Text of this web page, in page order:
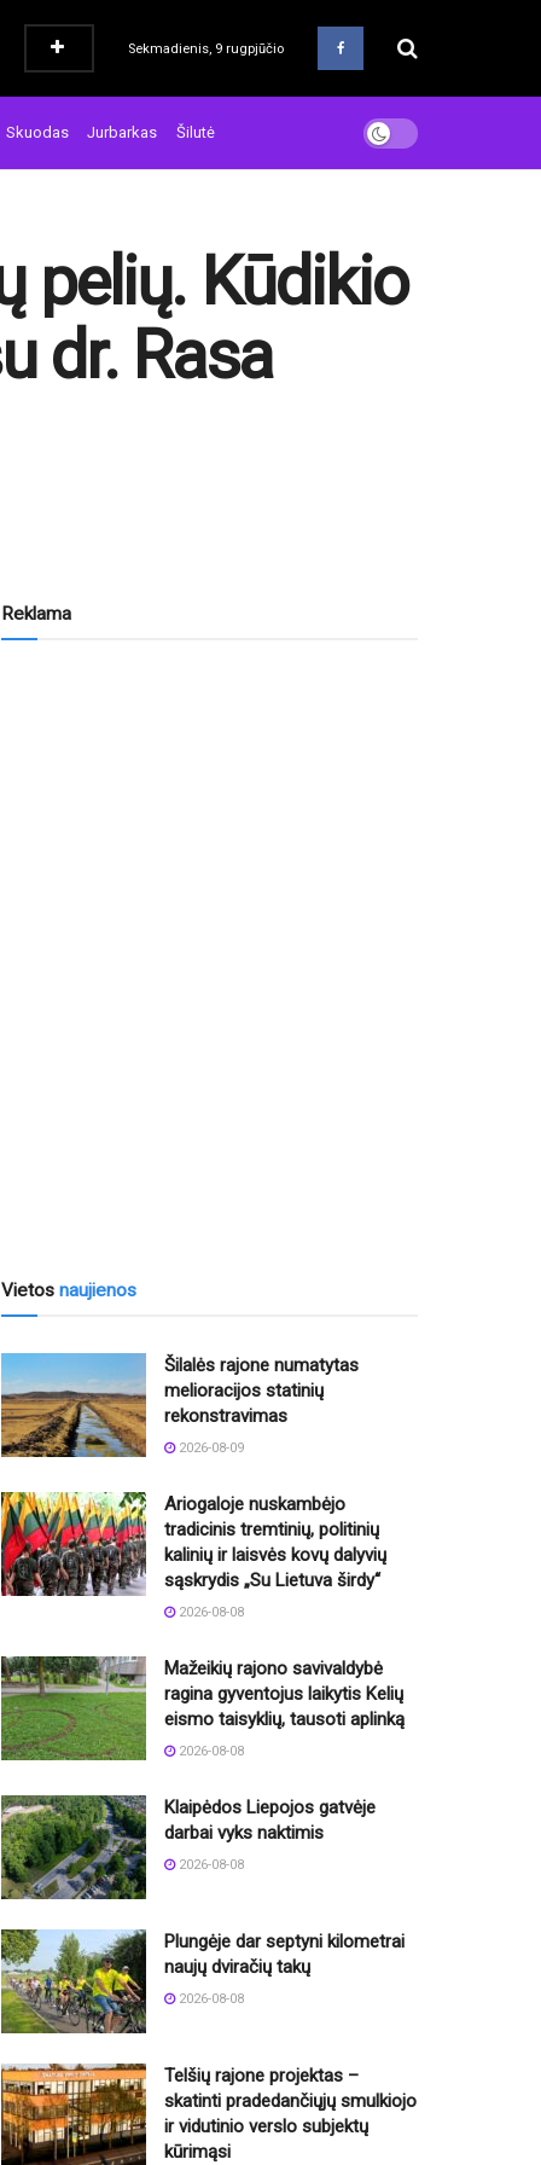
Sekmadienis, 9 rugpjūčio
Skuodas Jurbarkas Šilutė
pelių. Kūdikio
dr. Rasa
Reklama
Vietos naujienos
Šilalės rajone numatytas
melioracijos statinių
rekonstravimas
2026-08-09
Ariogaloje nuskambėjo
tradicinis tremtinių, politinių
kalinių ir laisvės kovų dalyvių
sąskrydis „Su Lietuva širdy“
2026-08-08
Mažeikių rajono savivaldybė
ragina gyventojus laikytis Kelių
eismo taisyklių, tausoti aplinką
2026-08-08
Klaipėdos Liepojos gatvėje
darbai vyks naktimis
2026-08-08
Plungėje dar septyni kilometrai
naujų dviračių takų
2026-08-08
Telšių rajone projektas –
skatinti pradedančiųjų smulkiojo
ir vidutinio verslo subjektų
kūrimąsi